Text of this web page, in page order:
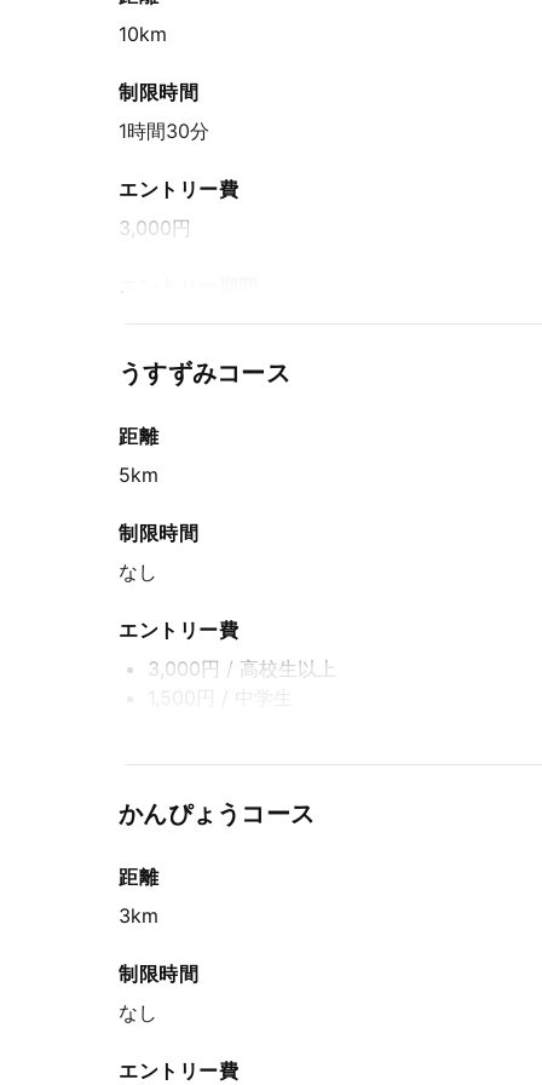
10km
制限時間
1時間30分
エントリー費
3,000円
エントリー期間
郵便局・事務局窓口でのお支払い / 先着方式
消印有効
2025年8月6日(水) 15:00〜2025年10月17日(
ふるさと納税返礼品 / 先着方式
うすずみコース
距離
5km
制限時間
なし
エントリー費
3,000円 / 高校生以上
1,500円 / 中学生
2025年8月6日(水) 15:00〜2025年10月10日(
インターネットエントリー / 先着方式
2025年8月6日(水) 15:00〜2025年10月17日(
2025年8月6日(水) 15:00〜2025年10月10日(
かんぴょうコース
距離
3km
制限時間
なし
エントリー費